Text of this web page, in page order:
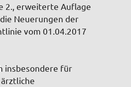
2., erweiterte Auflage
Neuerungen der
vom 01.04.2017
insbesondere für